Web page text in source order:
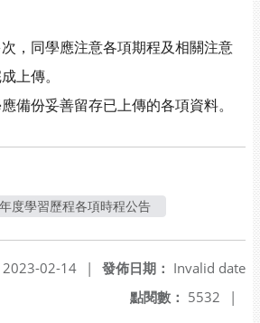
，同學應注意各項期程及相關注意
上傳。
備份妥善留存已上傳的各項資料。
度學習歷程各項時程公告
發佈日期： Invalid date
2023-02-14
|
點閱數： 5532 |